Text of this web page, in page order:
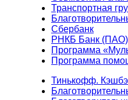
Транспортная
Сбербанк
РНКБ Банк (ПАО)
Программа
Программа
Тинькофф.